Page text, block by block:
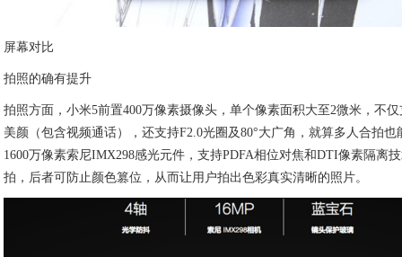
屏幕对比
拍照的确有提升
拍照方面，小米5前置400万像素摄像头，单个像素面积大至2微米，不
美颜（包含视频通话），还支持F2.0光圈及80°大广角，就算多人合拍
1600万像素索尼IMX298感光元件，支持PDFA相位对焦和DTI像素隔离
拍，后者可防止颜色篡位，从而让用户拍出色彩真实清晰的照片。